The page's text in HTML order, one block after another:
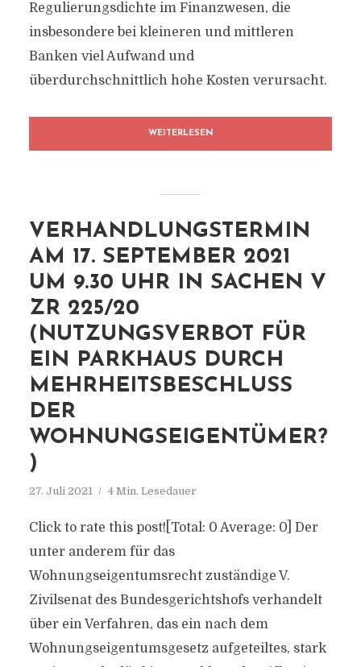
Regulierungsdichte im Finanzwesen, die
insbesondere bei kleineren und mittleren
Banken viel Aufwand und
überdurchschnittlich hohe Kosten verursacht.
WEITERLESEN
VERHANDLUNGSTERMIN
AM 17. SEPTEMBER 2021
UM 9.30 UHR IN SACHEN V
ZR 225/20
(NUTZUNGSVERBOT FÜR
EIN PARKHAUS DURCH
MEHRHEITSBESCHLUSS
DER
WOHNUNGSEIGENTÜMER?
)
27. Juli 2021 4 Min. Lesedauer
Click to rate this post![Total: 0 Average: 0] Der
unter anderem für das
Wohnungseigentumsrecht zuständige V.
Zivilsenat des Bundesgerichtshofs verhandelt
über ein Verfahren, das ein nach dem
Wohnungseigentumsgesetz aufgeteiltes, stark